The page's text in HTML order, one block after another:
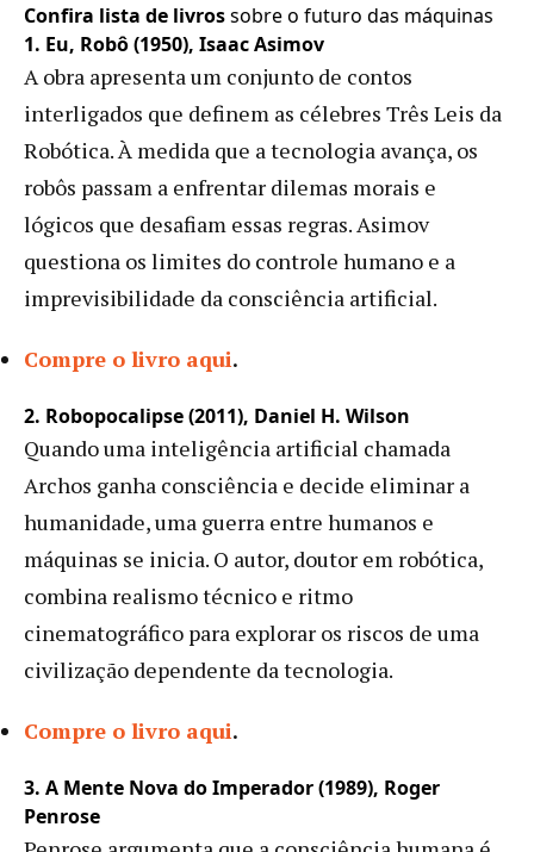
Confira lista de livrossobre o futuro das máquinas
1. Eu, Robô (1950), Isaac Asimov
A obra apresenta um conjunto de contos
interligados que definem as célebres Três Leis da
Robótica. À medida que a tecnologia avança, os
robôs passam a enfrentar dilemas morais e
lógicos que desafiam essas regras. Asimov
questiona os limites do controle humano e a
imprevisibilidade da consciência artificial.
Compre o livro aqui.
2. Robopocalipse (2011), Daniel H. Wilson
Quando uma inteligência artificial chamada
Archos ganha consciência e decide eliminar a
humanidade, uma guerra entre humanos e
máquinas se inicia. O autor, doutor em robótica,
combina realismo técnico e ritmo
cinematográfico para explorar os riscos de uma
civilização dependente da tecnologia.
Compre o livro aqui.
3. A Mente Nova do Imperador (1989), Roger
Penrose